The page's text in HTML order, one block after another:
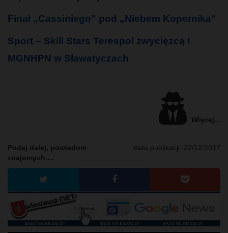
Finał „Cassiniego” pod „Niebem Kopernika”
Sport – Skill Stars Terespol zwycięzcą I
MGNHPN w Sławatyczach
Więcej...
data publikacji: 22/12/2017
Podaj dalej, powiadom
znajomych....